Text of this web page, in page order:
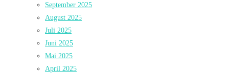
September 2025
August 2025
Juli 2025
Juni 2025
Mai 2025
April 2025